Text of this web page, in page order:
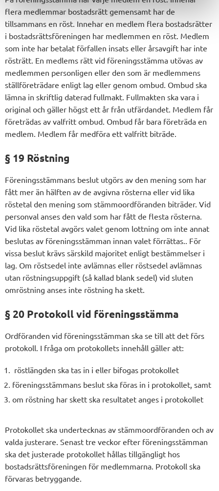
flera medlemmar bostadsrätt gemensamt har de
tillsammans en röst. Innehar en medlem flera bostadsrätter
i bostadsrättsföreningen har medlemmen en röst. Medlem
som inte har betalat förfallen insats eller årsavgift har inte
rösträtt. En medlems rätt vid föreningsstämma utövas av
medlemmen personligen eller den som är medlemmens
ställföreträdare enligt lag eller genom ombud. Ombud ska
lämna in skriftlig daterad fullmakt. Fullmakten ska vara i
original och gäller högst ett år från utfärdandet. Medlem får
företrädas av valfritt ombud. Ombud får bara företräda en
medlem. Medlem får medföra ett valfritt biträde.
§ 19 Röstning
Föreningsstämmans beslut utgörs av den mening som har
fått mer än hälften av de avgivna rösterna eller vid lika
röstetal den mening som stämmoordföranden biträder. Vid
personval anses den vald som har fått de flesta rösterna.
Vid lika röstetal avgörs valet genom lottning om inte annat
beslutas av föreningsstämman innan valet förrättas.. För
vissa beslut krävs särskild majoritet enligt bestämmelser i
lag. Om röstsedel inte avlämnas eller röstsedel avlämnas
utan röstningsuppgift (så kallad blank sedel) vid sluten
omröstning anses inte röstning ha skett.
§ 20 Protokoll vid föreningsstämma
Ordföranden vid föreningsstämman ska se till att det förs
protokoll. I fråga om protokollets innehåll gäller att:
röstlängden ska tas in i eller bifogas protokollet
föreningsstämmans beslut ska föras in i protokollet, samt
om röstning har skett ska resultatet anges i protokollet
Protokollet ska undertecknas av stämmoordföranden och av
valda justerare. Senast tre veckor efter föreningsstämman
ska det justerade protokollet hållas tillgängligt hos
bostadsrättsföreningen för medlemmarna. Protokoll ska
förvaras betryggande.